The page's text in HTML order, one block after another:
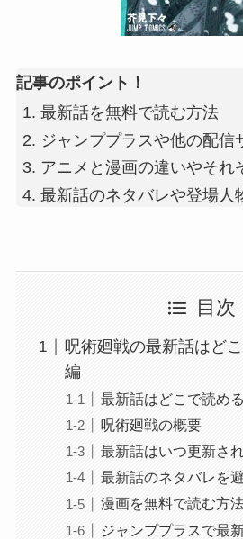
記事のポイント！
最新話を無料で読む方法
ジャンププラスや他の配信
アニメと漫画の違いやそれ
最新話のネタバレや登場人
目次
呪術廻戦の最新話はど
編
最新話はどこで読め
呪術廻戦の概要
最新話はいつ更新さ
最新話のネタバレを
漫画を無料で読む方
ジャンププラスで最